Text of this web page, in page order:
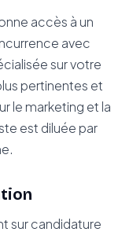
accès à un
avec
sur votre
pertinentes et
le marketing et la
est diluée par
sur candidature